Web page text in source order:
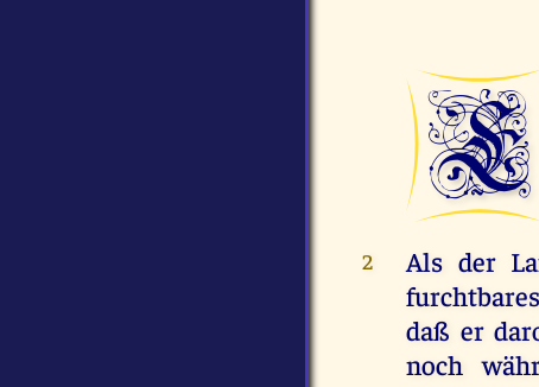
E
2
Als der
daß er
noch